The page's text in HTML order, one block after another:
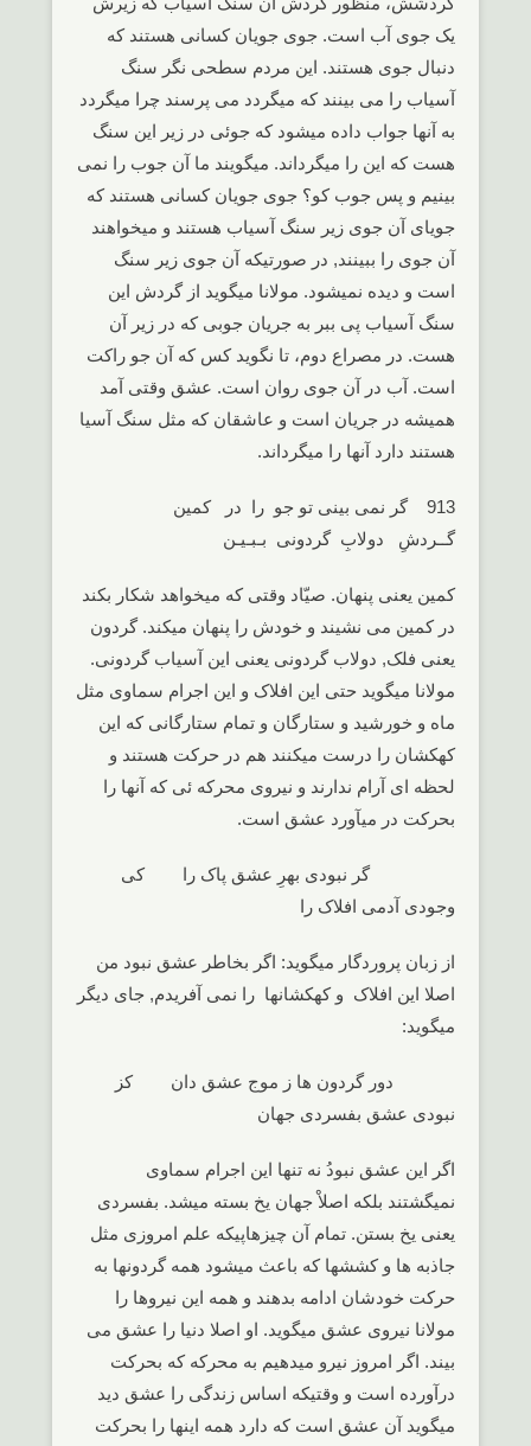
یک جوی آب است. جوی جویان کسانی هستند که
دنبال جوی هستند. این مردم سطحی نگر سنگ
آسیاب را می بینند که میگردد می پرسند چرا میگردد
به آنها جواب داده میشود که جوئی در زیر این سنگ
هست که این را میگرداند. میگویند ما آن جوب را نمی
بینیم و پس جوب کو؟ جوی جویان کسانی هستند که
جویای آن جوی زیر سنگ آسیاب هستند و میخواهند
آن جوی را ببینند, در صورتیکه آن جوی زیر سنگ
است و دیده نمیشود. مولانا میگوید از گردش این
سنگ آسیاب پی ببر به جریان جوبی که در زیر آن
هست. در مصراع دوم، تا نگوید کس که آن جو راکت
است. آب در آن جوی روان است. عشق وقتی آمد
همیشه در جریان است و عاشقان که مثل سنگ آسیا
هستند دارد آنها را میگرداند.
913 گر نمی بینی تو جو را در کمین
گــردشِ دولابِ گردونی بـبـیـن
کمین یعنی پنهان. صیّاد وقتی که میخواهد شکار بکند
در کمین می نشیند و خودش را پنهان میکند. گردون
یعنی فلک, دولاب گردونی یعنی این آسیاب گردونی.
مولانا میگوید حتی این افلاک و این اجرام سماوی مثل
ماه و خورشید و ستارگان و تمام ستارگانی که این
کهکشان را درست میکنند هم در حرکت هستند و
لحظه ای آرام ندارند و نیروی محرکه ئی که آنها را
بحرکت در میآورد عشق است.
گر نبودی بهرِ عشق پاک را کی
وجودی آدمی افلاک را
از زبان پروردگار میگوید: اگر بخاطر عشق نبود من
اصلا این افلاک و کهکشانها را نمی آفریدم, جای دیگر
میگوید:
دور گردون ها ز موج عشق دان کز
نبودی عشق بفسردی جهان
اگر این عشق نبودُ نه تنها این اجرام سماوی
نمیگشتند بلکه اصلاْ جهان یخ بسته میشد. بفسردی
یعنی یخ بستن. تمام آن چیزهاپیکه علم امروزی مثل
جاذبه ها و کششها که باعث میشود همه گردونها به
حرکت خودشان ادامه بدهند و همه این نیروها را
مولانا نیروی عشق میگوید. او اصلا دنیا را عشق می
بیند. اگر امروز نیرو میدهیم به محرکه که بحرکت
درآورده است و وقتیکه اساس زندگی را عشق دید
میگوید آن عشق است که دارد همه اینها را بحرکت